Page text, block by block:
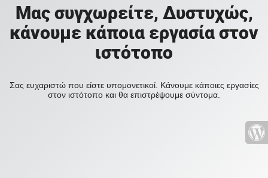
Μας συγχωρείτε, Δυστυχώς,
κάνουμε κάποια εργασία στον
ιστότοπο
Σας ευχαριστώ που είστε υπομονετικοί. Κάνουμε κάποιες εργασίες
στον ιστότοπο και θα επιστρέψουμε σύντομα.